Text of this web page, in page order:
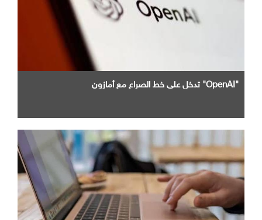
"OpenAI" تدخل علي خط الصراع مع أمازون